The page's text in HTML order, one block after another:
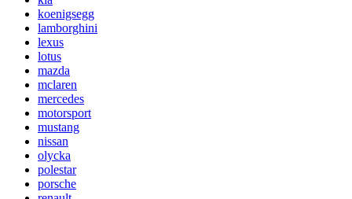
koenigsegg
lamborghini
lexus
lotus
mazda
mclaren
mercedes
motorsport
mustang
nissan
olycka
polestar
porsche